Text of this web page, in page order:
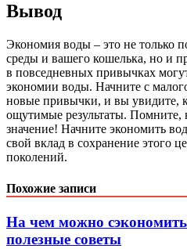
Вывод
Экономия воды – это не только
среды и вашего кошелька, но и
в повседневных привычках
экономии воды. Начните с
новые привычки, и вы увидите,
ощутимые результаты. Помните,
значение! Начните экономить
свой вклад в сохранение этого
поколений.
Похожие записи
На чем можно
полезные советы